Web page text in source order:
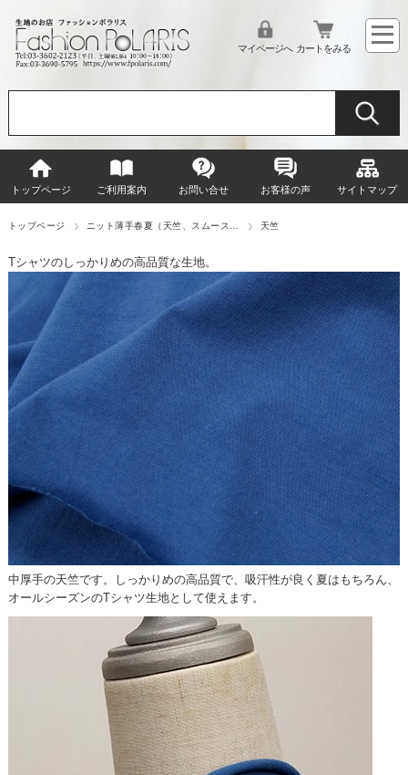
マイページへ カートをみる
トップページ ご利用案内 お問い合せ お客様の声 サイトマップ
トップページ ニット薄手春夏（天竺、スムース… 天竺
Tシャツのしっかりめの高品質な生地。
中厚手の天竺です。しっかりめの高品質で、吸汗性が良く夏はもちろん、
オールシーズンのTシャツ生地として使えます。